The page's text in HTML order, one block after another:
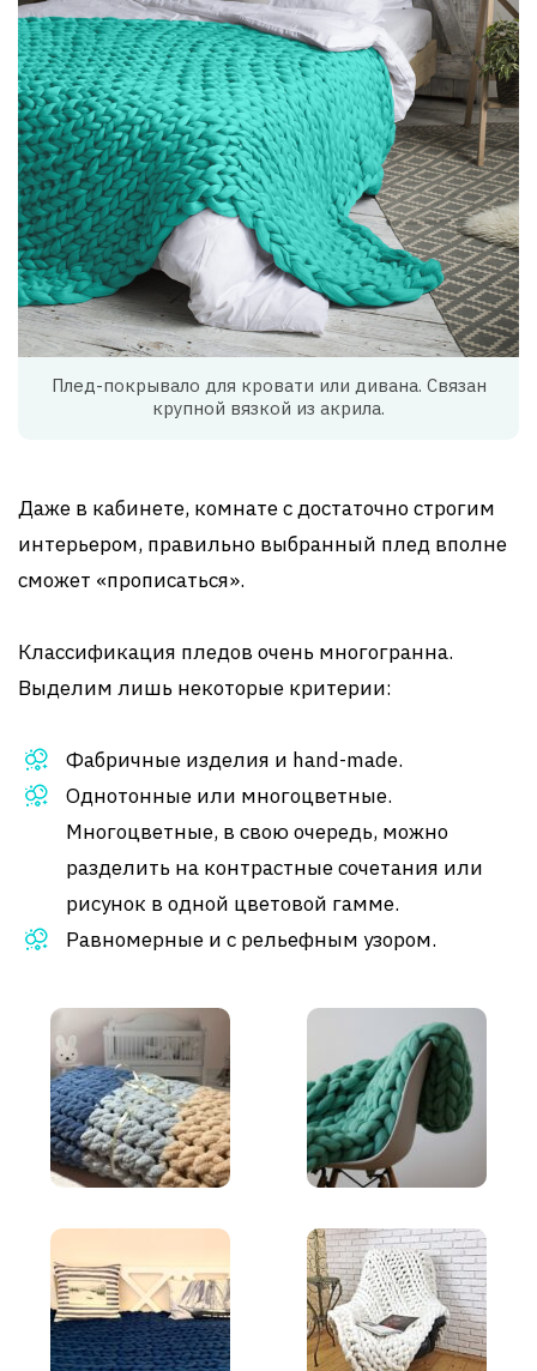
Плед-покрывало для кровати или дивана. Связан
крупной вязкой из акрила.
Даже в кабинете, комнате с достаточно строгим
интерьером, правильно выбранный плед вполне
сможет «прописаться».
Классификация пледов очень многогранна.
Выделим лишь некоторые критерии:
Фабричные изделия и hand-made.
Однотонные или многоцветные.
Многоцветные, в свою очередь, можно
разделить на контрастные сочетания или
рисунок в одной цветовой гамме.
Равномерные и с рельефным узором.